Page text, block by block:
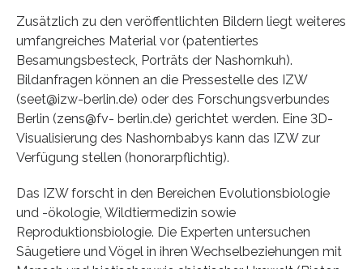
Zusätzlich zu den veröffentlichten Bildern liegt weiteres
umfangreiches Material vor (patentiertes
Besamungsbesteck, Porträts der Nashornkuh).
Bildanfragen können an die Pressestelle des IZW
(seet@izw-berlin.de) oder des Forschungsverbundes
Berlin (zens@fv- berlin.de) gerichtet werden. Eine 3D-
Visualisierung des Nashornbabys kann das IZW zur
Verfügung stellen (honorarpflichtig).
Das IZW forscht in den Bereichen Evolutionsbiologie
und -ökologie, Wildtiermedizin sowie
Reproduktionsbiologie. Die Experten untersuchen
Säugetiere und Vögel in ihren Wechselbeziehungen mit